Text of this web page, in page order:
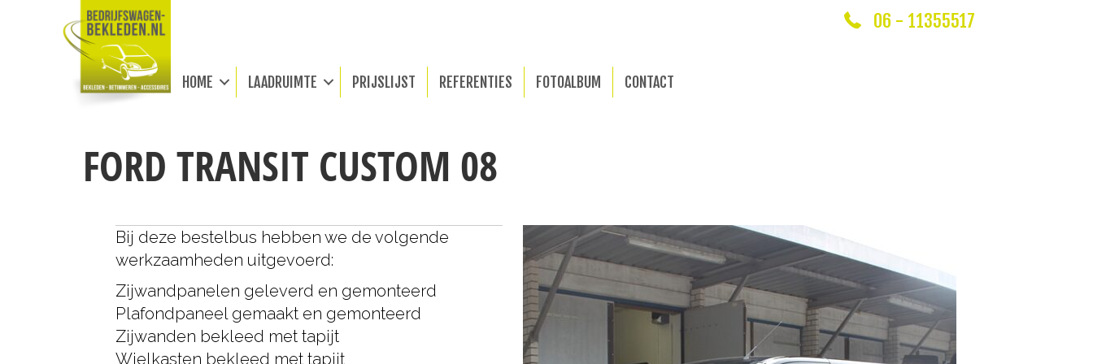
06 - 11355517
HOME LAADRUIMTE PRIJSLIJST REFERENTIES FOTOALBUM CONTACT
FORD TRANSIT CUSTOM 08
Bij deze bestelbus hebben we de volgende
werkzaamheden uitgevoerd:
Zijwandpanelen geleverd en gemonteerd
Plafondpaneel gemaakt en gemonteerd
Zijwanden bekleed met tapijt
Wielkasten bekleed met tapijt